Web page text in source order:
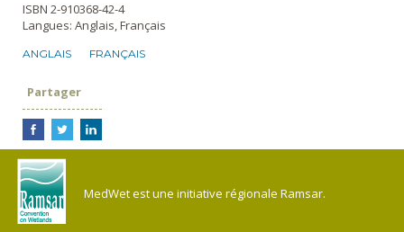
ISBN 2-910368-42-4
Langues: Anglais, Français
ANGLAIS FRANÇAIS
Partager
MedWet est une initiative régionale Ramsar.